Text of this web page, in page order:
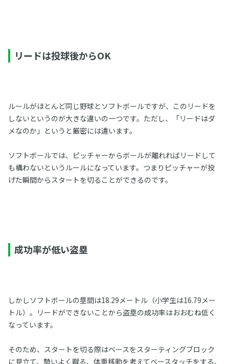
リードは投球後からOK
ルールがほとんど同じ野球とソフトボールですが、このリードを
しないというのが大きな違いの一つです。ただし、「リードはダ
メなのか」というと厳密には違います。
ソフトボールでは、ピッチャーからボールが離れればリードして
も構わないというルールになっています。つまりピッチャーが投
げた瞬間からスタートを切ることができるのです。
成功率が低い盗塁
しかしソフトボールの塁間は18.29メートル（小学生は16.79メー
トル）。リードができないことから盗塁の成功率はおおむね低く
なっています。
そのため、スタートを切る際はベースをスターティングブロック
に見立て、勢いよく蹴る、体重移動を考えてベースタッチをする、